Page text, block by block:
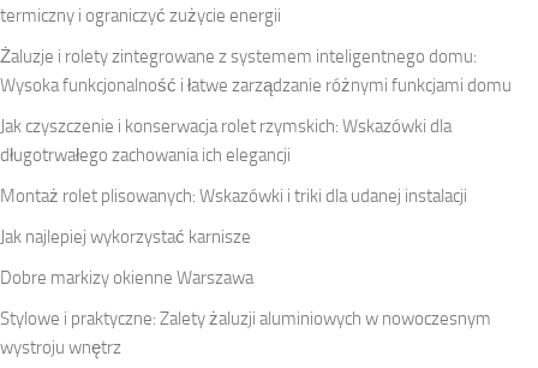
termiczny i ograniczyć zużycie energii
Żaluzje i rolety zintegrowane z systemem inteligentnego domu:
Wysoka funkcjonalność i łatwe zarządzanie różnymi funkcjami domu
Jak czyszczenie i konserwacja rolet rzymskich: Wskazówki dla
długotrwałego zachowania ich elegancji
Montaż rolet plisowanych: Wskazówki i triki dla udanej instalacji
Jak najlepiej wykorzystać karnisze
Dobre markizy okienne Warszawa
Stylowe i praktyczne: Zalety żaluzji aluminiowych w nowoczesnym
wystroju wnętrz